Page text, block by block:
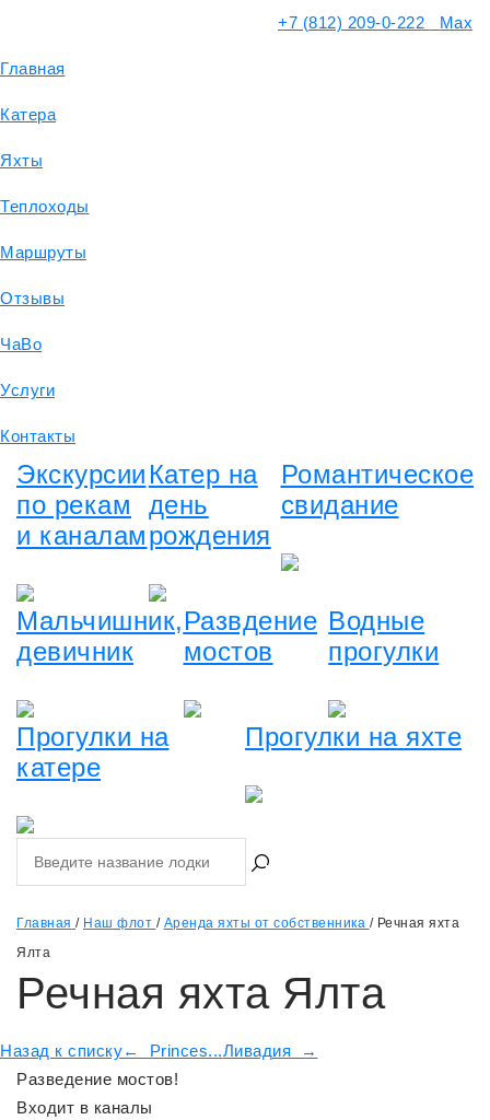
+7 (812) 209-0-222 Max
Главная
Катера
Яхты
Теплоходы
Маршруты
Отзывы
ЧаВо
Услуги
Контакты
Экскурсии
по рекам
и каналам
Катер на
день
рождения
Романтическое
свидание
Мальчишник,
девичник
Развдение
мостов
Водные
прогулки
Прогулки на
катере
Прогулки на яхте
Главная / Наш флот / Аренда яхты от собственника / Речная яхта
Ялта
Речная яхта Ялта
Назад к списку← Princes...Ливадия →
Разведение мостов!
Входит в каналы